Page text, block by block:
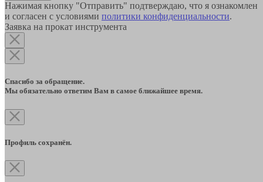
Нажимая кнопку "Отправить" подтверждаю, что я ознакомлен
и согласен с условиями политики конфиденциальности.
Заявка на прокат инструмента
Спасибо за обращение.
Мы обязательно ответим Вам в самое ближайшее время.
Профиль сохранён.